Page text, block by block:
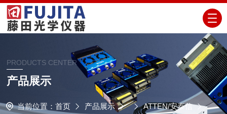
PRODUCTS CENTER
产品展示
当前位置： 首页 产品展示
ATTEN/安泰信